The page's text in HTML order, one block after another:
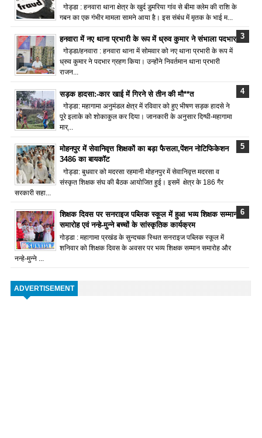
गोड्डा : हनवारा थाना क्षेत्र के खुर्द डुमरिया गांव से बीमा क्लेम की राशि के
गबन का एक गंभीर मामला सामने आया है। इस संबंध में मृतक के भाई म...
हनवारा में नए थाना प्रभारी के रूप में ध्रुव कुमार ने संभाला पदभार
गोड्डा/हनवारा : हनवारा थाना में सोमवार को नए थाना प्रभारी के रूप में
ध्रुव कुमार ने पदभार ग्रहण किया। उन्होंने निवर्तमान थाना प्रभारी
राजन...
सड़क हादसा:-कार खाई में गिरने से तीन की मौ**त
गोड्डा: महागामा अनुमंडल क्षेत्र में रविवार को हुए भीषण सड़क हादसे ने
पूरे इलाके को शोकाकुल कर दिया। जानकारी के अनुसार दिग्घी-महागामा
मार्...
मोहनपुर में सेवानिवृत्त शिक्षकों का बड़ा फैसला,पेंशन नोटिफिकेशन
3486 का बायकॉट
गोड्डा: बुधवार को मदरसा रहमानी मोहनपुर में सेवानिवृत्त मदरसा व
संस्कृत शिक्षक संघ की बैठक आयोजित हुई। इसमें क्षेत्र के 186 गैर
सरकारी सहा...
शिक्षक दिवस पर सनराइज पब्लिक स्कूल में हुआ भव्य शिक्षक सम्मान
समारोह एवं नन्हे-मुन्ने बच्चों के सांस्कृतिक कार्यक्रम
गोड्डा : महागामा प्रखंड के सुन्दचक स्थित सनराइज पब्लिक स्कूल में
शनिवार को शिक्षक दिवस के अवसर पर भव्य शिक्षक सम्मान समारोह और
नन्हे-मुन्ने ...
ADVERTISEMENT